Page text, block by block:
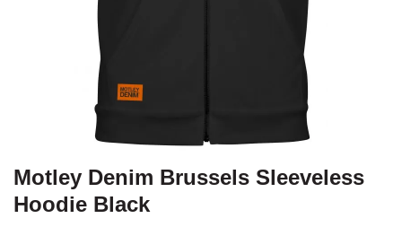
Motley Denim Brussels Sleeveless
Hoodie Black